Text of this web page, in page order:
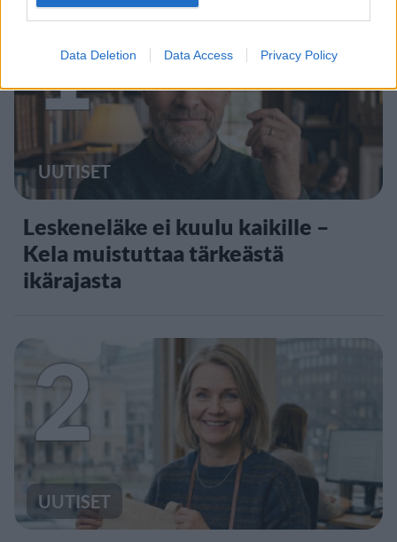
Data Deletion Data Access Privacy Policy
1
UUTISET
Leskeneläke ei kuulu kaikille –
Kela muistuttaa tärkeästä
ikärajasta
2
UUTISET